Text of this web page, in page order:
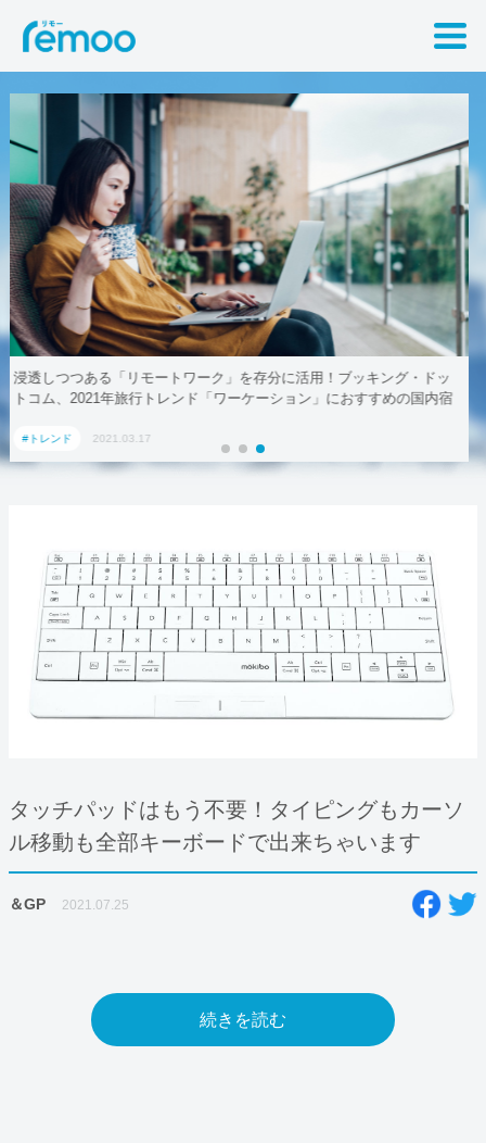
宿
テレワークでも取引先に贈れる「リモート手土産」、AoyamaLab
#トレンド 2021.03.17
タッチパッドはもう不要！タイピングもカーソ
ル移動も全部キーボードで出来ちゃいます
＆GP 2021.07.25
続きを読む